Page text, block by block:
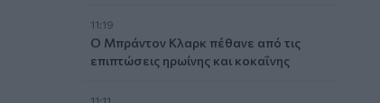
11:19
Ο Μπράντον Κλαρκ πέθανε από τις
επιπτώσεις ηρωίνης και κοκαΐνης
11:11